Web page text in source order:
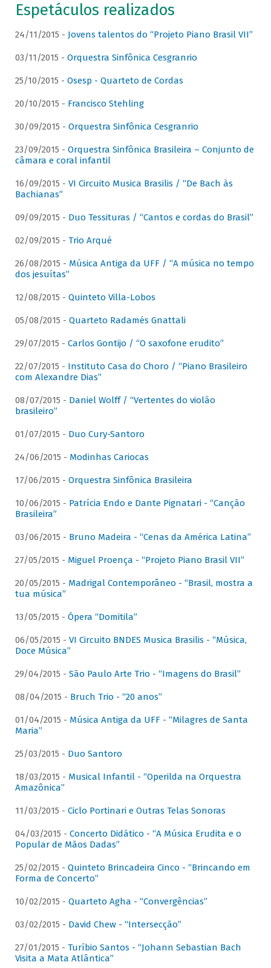
Espetáculos realizados
24/11/2015 - Jovens talentos do “Projeto Piano Brasil VII”
03/11/2015 - Orquestra Sinfônica Cesgranrio
25/10/2015 - Osesp - Quarteto de Cordas
20/10/2015 - Francisco Stehling
30/09/2015 - Orquestra Sinfônica Cesgranrio
23/09/2015 - Orquestra Sinfônica Brasileira – Conjunto de
câmara e coral infantil
16/09/2015 - VI Circuito Musica Brasilis / “De Bach às
Bachianas”
09/09/2015 - Duo Tessituras / “Cantos e cordas do Brasil”
02/09/2015 - Trio Arqué
26/08/2015 - Música Antiga da UFF / “A música no tempo
dos jesuítas”
12/08/2015 - Quinteto Villa-Lobos
05/08/2015 - Quarteto Radamés Gnattali
29/07/2015 - Carlos Gontijo / “O saxofone erudito”
22/07/2015 - Instituto Casa do Choro / “Piano Brasileiro
com Alexandre Dias”
08/07/2015 - Daniel Wolff / “Vertentes do violão
brasileiro”
01/07/2015 - Duo Cury-Santoro
24/06/2015 - Modinhas Cariocas
17/06/2015 - Orquestra Sinfônica Brasileira
10/06/2015 - Patrícia Endo e Dante Pignatari - “Canção
Brasileira”
03/06/2015 - Bruno Madeira - “Cenas da América Latina”
27/05/2015 - Miguel Proença - “Projeto Piano Brasil VII”
20/05/2015 - Madrigal Contemporâneo - “Brasil, mostra a
tua música”
13/05/2015 - Ópera “Domitila”
06/05/2015 - VI Circuito BNDES Musica Brasilis - “Música,
Doce Música”
29/04/2015 - São Paulo Arte Trio - “Imagens do Brasil”
08/04/2015 - Bruch Trio - “20 anos”
01/04/2015 - Música Antiga da UFF - “Milagres de Santa
Maria”
25/03/2015 - Duo Santoro
18/03/2015 - Musical Infantil - “Operilda na Orquestra
Amazônica”
11/03/2015 - Ciclo Portinari e Outras Telas Sonoras
04/03/2015 - Concerto Didático - “A Música Erudita e o
Popular de Mãos Dadas”
25/02/2015 - Quinteto Brincadeira Cinco - “Brincando em
Forma de Concerto”
10/02/2015 - Quarteto Agha - “Convergências”
03/02/2015 - David Chew - “Intersecção”
27/01/2015 - Turíbio Santos - “Johann Sebastian Bach
Visita a Mata Atlântica”